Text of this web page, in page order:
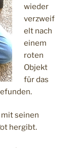
wieder
verzweif
elt nach
einem
roten
Objekt
für das
seinen
hergibt.